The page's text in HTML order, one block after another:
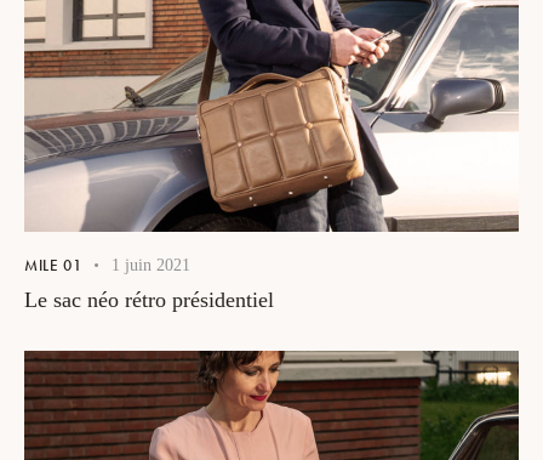
MILE 01 1 juin 2021
Le sac néo rétro présidentiel